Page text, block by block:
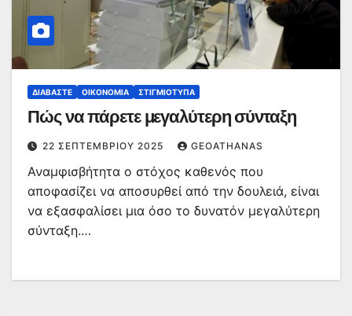
ΔΙΑΒΆΣΤΕ ΟΙΚΟΝΟΜΊΑ ΣΤΙΓΜΙΌΤΥΠΑ
Πώς να πάρετε μεγαλύτερη σύνταξη
22 ΣΕΠΤΕΜΒΡΊΟΥ 2025 GEOATHANAS
Αναμφισβήτητα ο στόχος καθενός που
αποφασίζει να αποσυρθεί από την δουλειά, είναι
να εξασφαλίσει μια όσο το δυνατόν μεγαλύτερη
σύνταξη.…